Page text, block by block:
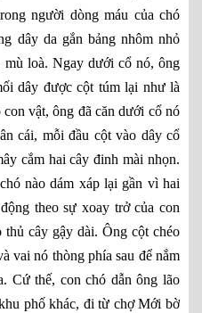
người dòng máu của chó
dây da gắn bảng nhôm nhỏ
loà. Ngay dưới cổ nó, ông
dây được cột túm lại như là
vật, ông đã căn dưới cổ nó
cái, mỗi đầu cột vào dây cổ
cắm hai cây đinh mài nhọn.
nào dám xáp lại gần vì hai
theo sự xoay trở của con
thủ cây gậy dài. Ông cột chéo
vai nó thòng phía sau để nắm
Cứ thế, con chó dẫn ông lão
phố khác, đi từ chợ Mới bờ